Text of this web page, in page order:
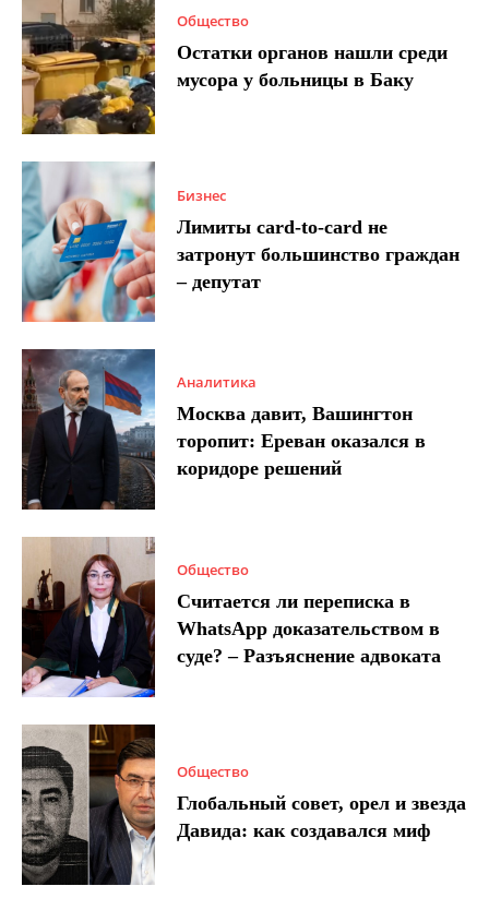
Общество
Остатки органов нашли среди
мусора у больницы в Баку
Бизнес
Лимиты card-to-card не
затронут большинство граждан
– депутат
Аналитика
Москва давит, Вашингтон
торопит: Ереван оказался в
коридоре решений
Общество
Считается ли переписка в
WhatsApp доказательством в
суде? – Разъяснение адвоката
Общество
Глобальный совет, орел и звезда
Давида: как создавался миф